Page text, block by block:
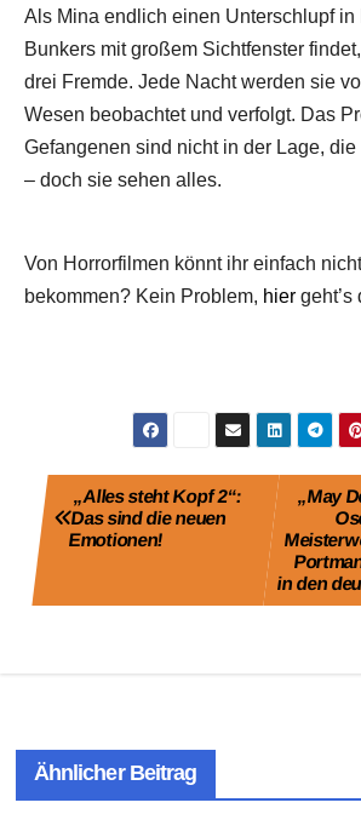
Als Mina endlich einen Unterschlupf in
Bunkers mit großem Sichtfenster
drei Fremde. Jede Nacht werden sie
Wesen beobachtet und verfolgt. Das
Gefangenen sind nicht in der Lage,
– doch sie sehen alles.
Von Horrorfilmen könnt ihr einfach
bekommen? Kein Problem, hier geht’s
Beitragsnavigation
„May
in den
„Alles steht Kopf 2“:
Das sind die neuen
Emotionen!
Ähnlicher Beitrag